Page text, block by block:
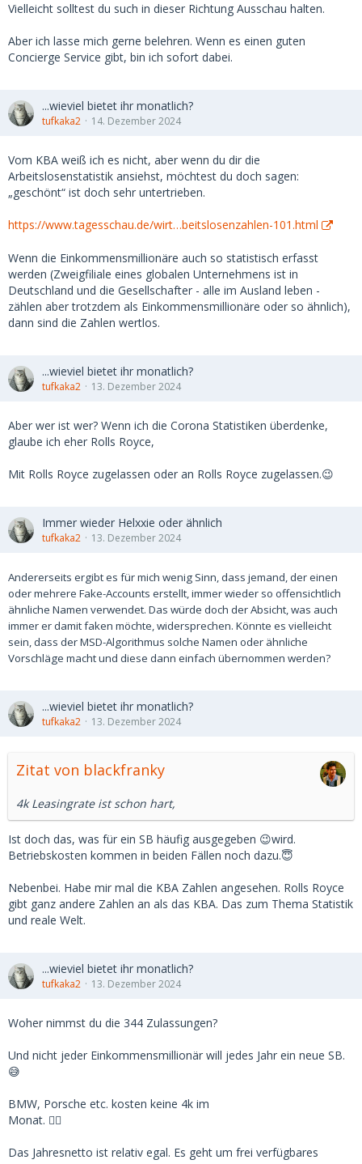
Vielleicht solltest du such in dieser Richtung Ausschau halten.
Aber ich lasse mich gerne belehren. Wenn es einen guten
Concierge Service gibt, bin ich sofort dabei.
...wieviel bietet ihr monatlich?
tufkaka2 14. Dezember 2024
Vom KBA weiß ich es nicht, aber wenn du dir die
Arbeitslosenstatistik ansiehst, möchtest du doch sagen:
„geschönt“ ist doch sehr untertrieben.
https://www.tagesschau.de/wirt…beitslosenzahlen-101.html
Wenn die Einkommensmillionäre auch so statistisch erfasst
werden (Zweigfiliale eines globalen Unternehmens ist in
Deutschland und die Gesellschafter - alle im Ausland leben -
zählen aber trotzdem als Einkommensmillionäre oder so ähnlich),
dann sind die Zahlen wertlos.
...wieviel bietet ihr monatlich?
tufkaka2 13. Dezember 2024
Aber wer ist wer? Wenn ich die Corona Statistiken überdenke,
glaube ich eher Rolls Royce,
Mit Rolls Royce zugelassen oder an Rolls Royce zugelassen.😉
Immer wieder Helxxie oder ähnlich
tufkaka2 13. Dezember 2024
Andererseits ergibt es für mich wenig Sinn, dass jemand, der einen
oder mehrere Fake-Accounts erstellt, immer wieder so offensichtlich
ähnliche Namen verwendet. Das würde doch der Absicht, was auch
immer er damit faken möchte, widersprechen. Könnte es vielleicht
sein, dass der MSD-Algorithmus solche Namen oder ähnliche
Vorschläge macht und diese dann einfach übernommen werden?
...wieviel bietet ihr monatlich?
tufkaka2 13. Dezember 2024
Zitat von blackfranky
4k Leasingrate ist schon hart,
Ist doch das, was für ein SB häufig ausgegeben 😉wird.
Betriebskosten kommen in beiden Fällen noch dazu.😇
Nebenbei. Habe mir mal die KBA Zahlen angesehen. Rolls Royce
gibt ganz andere Zahlen an als das KBA. Das zum Thema Statistik
und reale Welt.
...wieviel bietet ihr monatlich?
tufkaka2 13. Dezember 2024
Woher nimmst du die 344 Zulassungen?
Und nicht jeder Einkommensmillionär will jedes Jahr ein neue SB.
😅
BMW, Porsche etc. kosten keine 4k im
Monat. 🤷‍♂️
Das Jahresnetto ist relativ egal. Es geht um frei verfügbares